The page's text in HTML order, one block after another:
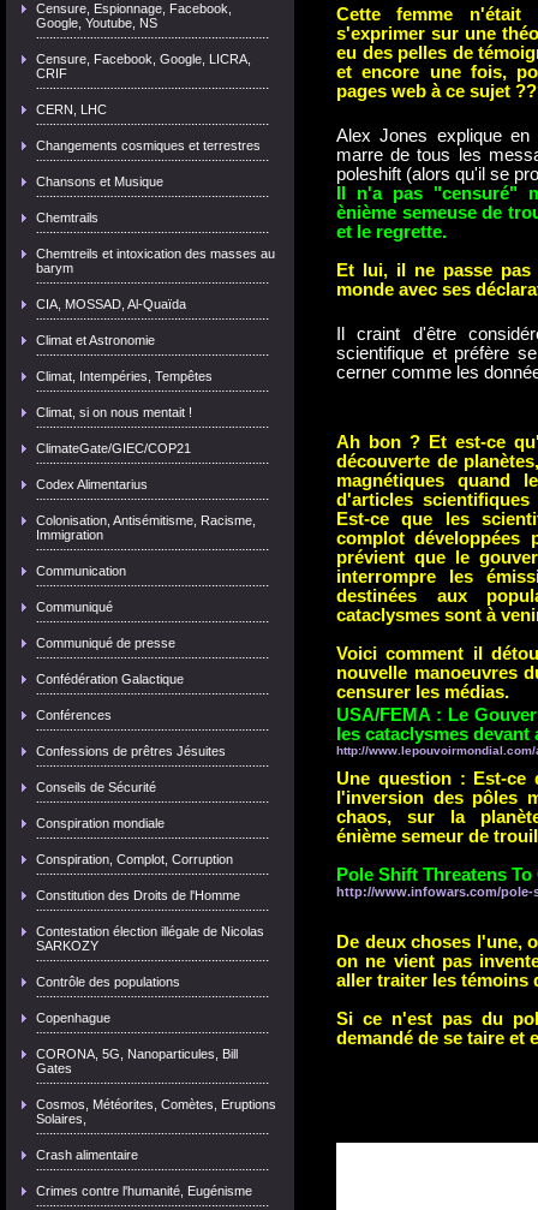
Censure, Espionnage, Facebook,
Google, Youtube, NS
Censure, Facebook, Google, LICRA,
CRIF
CERN, LHC
Changements cosmiques et terrestres
Chansons et Musique
Chemtrails
Chemtreils et intoxication des masses au
barym
CIA, MOSSAD, Al-Quaïda
Climat et Astronomie
Climat, Intempéries, Tempêtes
Climat, si on nous mentait !
ClimateGate/GIEC/COP21
Codex Alimentarius
Colonisation, Antisémitisme, Racisme,
Immigration
Communication
Communiqué
Communiqué de presse
Confédération Galactique
Conférences
Confessions de prêtres Jésuites
Conseils de Sécurité
Conspiration mondiale
Conspiration, Complot, Corruption
Constitution des Droits de l'Homme
Contestation élection illégale de Nicolas
SARKOZY
Contrôle des populations
Copenhague
CORONA, 5G, Nanoparticules, Bill
Gates
Cosmos, Météorites, Comètes, Eruptions
Solaires,
Crash alimentaire
Crimes contre l'humanité, Eugénisme
Cette femme n'était
s'exprimer sur une
eu des pelles de
et encore une fois,
pages web à ce sujet
Alex Jones explique
marre de tous les
poleshift (alors qu'il se
Il n'a pas "censuré"
ènième semeuse de
et le regrette.
Et lui, il ne passe
monde avec ses
Il craint d'être
scientifique et préfère
cerner comme les
Ah bon ? Et est-ce
découverte de
magnétiques quand
d'articles
Est-ce que les
complot développées
prévient que le
interrompre les
destinées aux
cataclysmes sont à
Voici comment il
nouvelle manoeuvres
censurer les médias.
USA/FEMA : Le
les cataclysmes
http://
Une question : Est-ce
l'inversion des pôles
chaos, sur la
énième semeur de
Pole Shift Threatens
http://www.infowars.com/pole-
De deux choses l'une,
on ne vient pas
aller traiter les témoins
Si ce n'est pas du
demandé de se taire et